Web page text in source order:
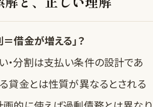
借金が増える」？
・分割は支払い条件の設計であ
る貸金とは性質が異なるとされる